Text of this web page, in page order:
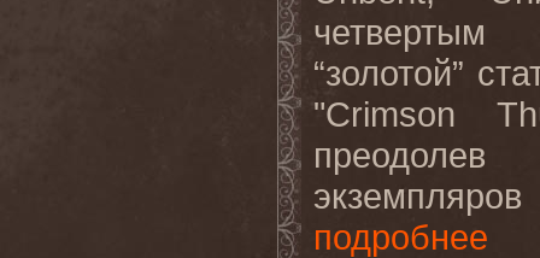
“золотой”
"Crimson
подробнее